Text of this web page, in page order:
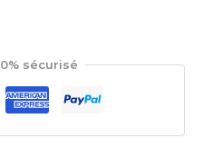
sécurisé